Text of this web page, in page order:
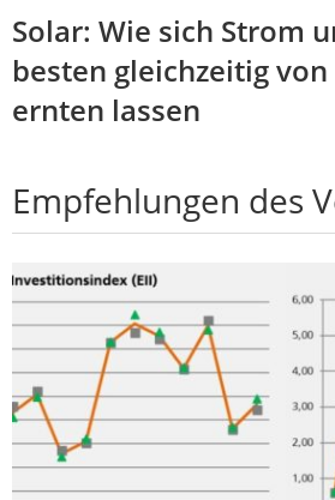
Solar: Wie sich Strom
besten gleichzeitig
ernten lassen
Empfehlungen des